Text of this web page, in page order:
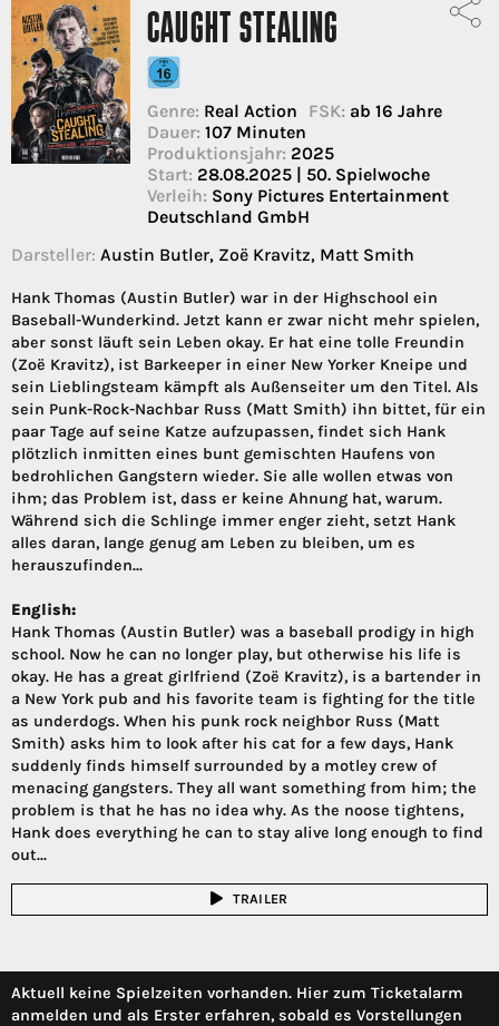
CAUGHT STEALING
Genre: Real Action FSK: ab 16 Jahre
Dauer: 107 Minuten
Produktionsjahr: 2025
Start: 28.08.2025 | 50. Spielwoche
Verleih: Sony Pictures Entertainment
Deutschland GmbH
Darsteller: Austin Butler, Zoë Kravitz, Matt Smith
Hank Thomas (Austin Butler) war in der Highschool ein
Baseball-Wunderkind. Jetzt kann er zwar nicht mehr spielen,
aber sonst läuft sein Leben okay. Er hat eine tolle Freundin
(Zoë Kravitz), ist Barkeeper in einer New Yorker Kneipe und
sein Lieblingsteam kämpft als Außenseiter um den Titel. Als
sein Punk-Rock-Nachbar Russ (Matt Smith) ihn bittet, für ein
paar Tage auf seine Katze aufzupassen, findet sich Hank
plötzlich inmitten eines bunt gemischten Haufens von
bedrohlichen Gangstern wieder. Sie alle wollen etwas von
ihm; das Problem ist, dass er keine Ahnung hat, warum.
Während sich die Schlinge immer enger zieht, setzt Hank
alles daran, lange genug am Leben zu bleiben, um es
herauszufinden...
English:
Hank Thomas (Austin Butler) was a baseball prodigy in high
school. Now he can no longer play, but otherwise his life is
okay. He has a great girlfriend (Zoë Kravitz), is a bartender in
a New York pub and his favorite team is fighting for the title
as underdogs. When his punk rock neighbor Russ (Matt
Smith) asks him to look after his cat for a few days, Hank
suddenly finds himself surrounded by a motley crew of
menacing gangsters. They all want something from him; the
problem is that he has no idea why. As the noose tightens,
Hank does everything he can to stay alive long enough to find
out...
TRAILER
Aktuell keine Spielzeiten vorhanden. Hier zum Ticketalarm
anmelden und als Erster erfahren, sobald es Vorstellungen